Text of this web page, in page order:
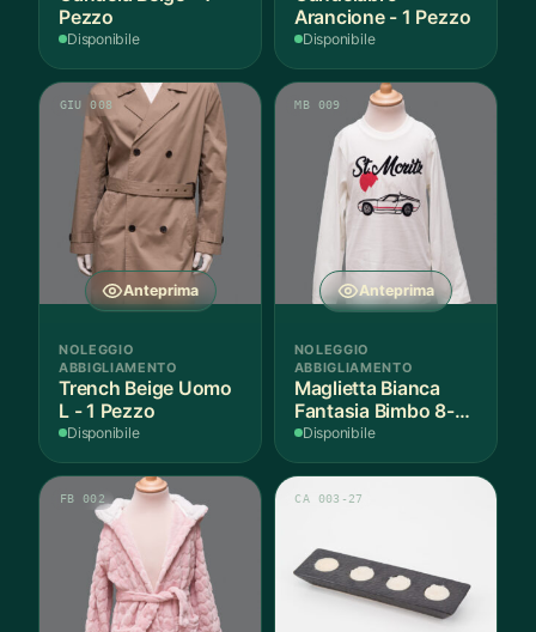
Pezzo
Disponibile
Arancione - 1 Pezzo
Disponibile
Anteprima
GIU 008
NOLEGGIO
ABBIGLIAMENTO
Trench Beige Uomo
L - 1 Pezzo
Disponibile
Anteprima
MB 009
NOLEGGIO
ABBIGLIAMENTO
Maglietta Bianca
Fantasia Bimbo 8-9
Anni Cotone - 1
Disponibile
FB 002 CA 003-27